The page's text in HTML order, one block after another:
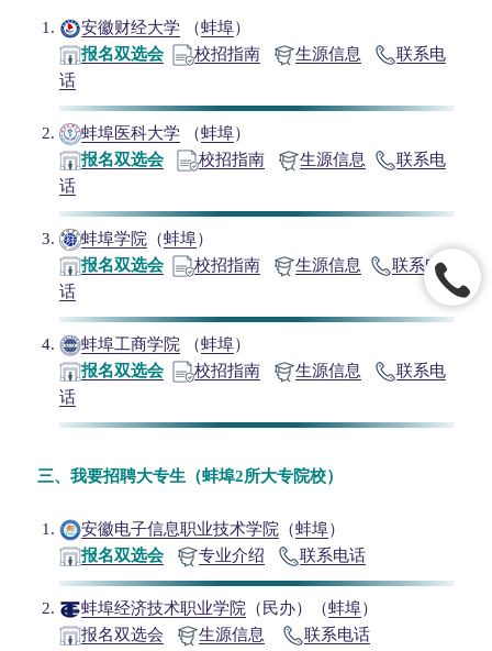
安徽财经大学 （蚌埠）
报名双选会
校招指南 生源信息
联系电
话
蚌埠医科大学 （蚌埠）
报名双选会
校招指南 生源信息
联系电
话
蚌埠学院 （蚌埠）
报名双选会
校招指南 生源信息
联系电
话
蚌埠工商学院 （蚌埠）
报名双选会
校招指南 生源信息
联系电
话
三、我要招聘大专生（蚌埠2所大专院校）
安徽电子信息职业技术学院 （蚌埠）
报名双选会
专业介绍 联系电话
蚌埠经济技术职业学院 （民办）（蚌埠）
报名双选会
生源信息 联系电话